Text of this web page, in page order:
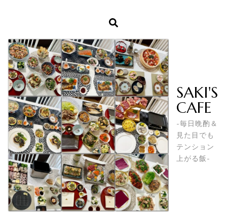
SAKI'S
CAFE
-毎日晩酌＆
見た目でも
テンション
上がる飯-